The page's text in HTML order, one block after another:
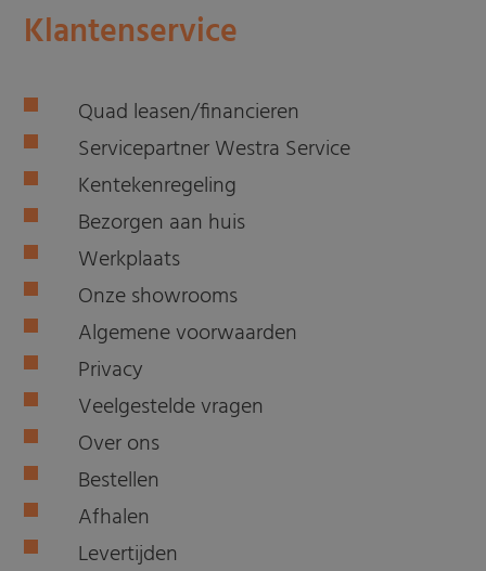
Klantenservice
Quad leasen/financieren
Servicepartner Westra Service
Kentekenregeling
Bezorgen aan huis
Werkplaats
Onze showrooms
Algemene voorwaarden
Privacy
Veelgestelde vragen
Over ons
Bestellen
Afhalen
Levertijden